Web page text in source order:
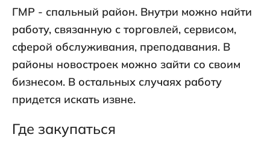
ГМР - спальный район. Внутри можно найти
работу, связанную с торговлей, сервисом,
сферой обслуживания, преподавания. В
районы новостроек можно зайти со своим
бизнесом. В остальных случаях работу
придется искать извне.
Где закупаться